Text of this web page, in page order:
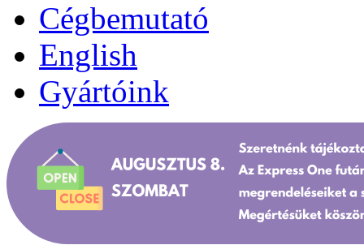
Cégbemutató
English
Gyártóink